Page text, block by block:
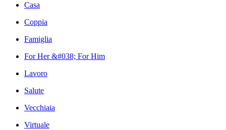
Casa
Coppia
Famiglia
For Her &#038; For Him
Lavoro
Salute
Vecchiaia
Virtuale